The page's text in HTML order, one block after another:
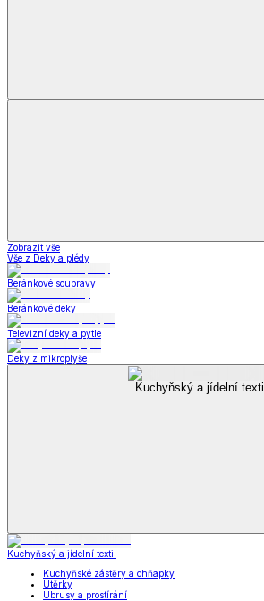
Zobrazit vše
Vše z Deky a plédy
Beránkové soupravy
Beránkové deky
Televizní deky a pytle
Deky z mikroplyše
Kuchyňský a jídelní textil
Kuchyňský a jídelní textil
Kuchyňské zástěry a chňapky
Utěrky
Ubrusy a prostírání